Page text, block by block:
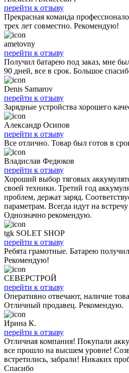
перейти к отзыву
Прекрасная команда
трех лет совместно. Рекомендую!
ametovny
перейти к отзыву
Получил батарею под заказ, мне
90 дней, все в срок. Большое
Denis Samarov
перейти к отзыву
Зарядные устройства хорошего
Александр Осипов
перейти к отзыву
Все отлично. Товар был готов в
Владислав Федюков
перейти к отзыву
Хороший выбор тяговых
своей техники. Третий год
проблем, держат заряд.
параметрам. Всегда идут на
Однозначно рекомендую.
tgk SOLET SHOP
перейти к отзыву
Ребята грамотные. Батарею
Рекомендую!
СЕВЕРСТРОЙ
перейти к отзыву
Оперативно отвечают, наличие
Отличный продавец. Рекомендую.
Ирина К.
перейти к отзыву
Отличная компания! Покупали
все прошло на высшем уровне!
встретились, забрали! Никаких
Спасибо